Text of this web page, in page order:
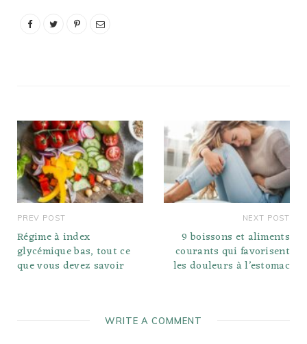
PREV POST
Régime à index
glycémique bas, tout ce
que vous devez savoir
NEXT POST
9 boissons et aliments
courants qui favorisent
les douleurs à l’estomac
WRITE A COMMENT